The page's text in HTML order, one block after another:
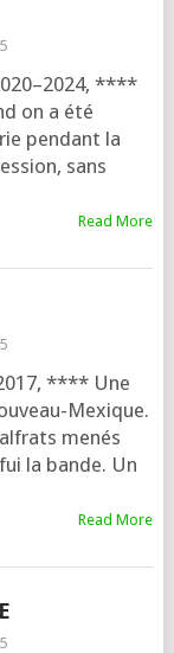
****
on a été
pen­dant la
sans
Read More
**** Une
Mexique.
menés
la bande. Un
Read More